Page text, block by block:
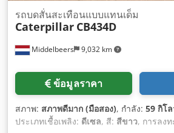
Middelbeers 9,032 km
รถบดสั่นสะเทือนแบบแทนเด็ม
Caterpillar CB434D
ข้อมูลราคา
สภาพ: สภาพดีมาก (มือสอง), กำลัง: 59 กิโ
ประเภทเชื้อเพลิง: ดีเซล, สี: สีขาว, การลง